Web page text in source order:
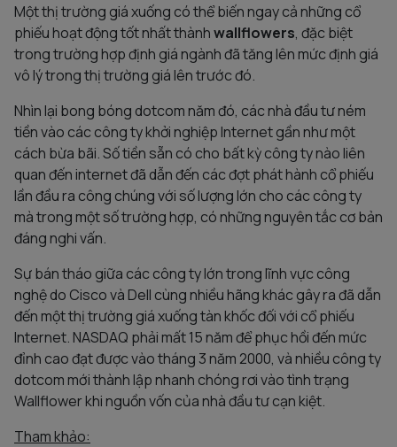
Một thị trường giá xuống có thể biến ngay cả những cổ
phiếu hoạt động tốt nhất thànhwallflowers, đặc biệt
trong trường hợp định giá ngành đã tăng lên mức định giá
vô lý trong thị trường giá lên trước đó.
Nhìn lại bong bóng dotcom năm đó, các nhà đầu tư ném
tiền vào các công ty khởi nghiệp Internet gần như một
cách bừa bãi. Số tiền sẵn có cho bất kỳ công ty nào liên
quan đến internet đã dẫn đến các đợt phát hành cổ phiếu
lần đầu ra công chúng với số lượng lớn cho các công ty
mà trong một số trường hợp, có những nguyên tắc cơ bản
đáng nghi vấn.
Sự bán tháo giữa các công ty lớn trong lĩnh vực công
nghệ do Cisco và Dell cùng nhiều hãng khác gây ra đã dẫn
đến một thị trường giá xuống tàn khốc đối với cổ phiếu
Internet. NASDAQ phải mất 15 năm để phục hồi đến mức
đỉnh cao đạt được vào tháng 3 năm 2000, và nhiều công ty
dotcom mới thành lập nhanh chóng rơi vào tình trạng
Wallflower khi nguồn vốn của nhà đầu tư cạn kiệt.
Tham khảo: